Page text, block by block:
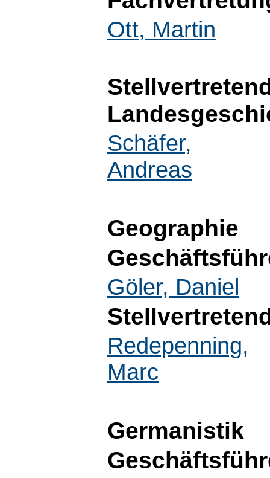
Ott, Martin
Schäfer,
Andreas
Geographie
Göler, Daniel
Redepenning,
Marc
Germanistik